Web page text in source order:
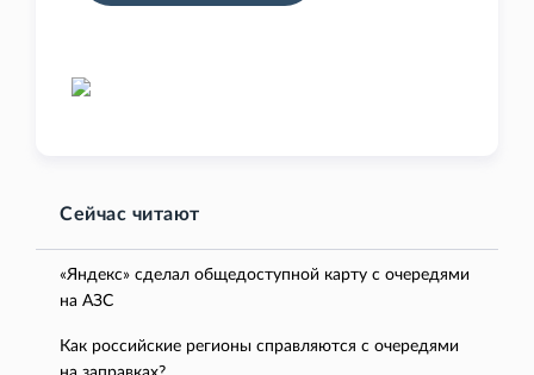
Сейчас читают
«Яндекс» сделал общедоступной карту с очередями
на АЗС
Как российские регионы справляются с очередями